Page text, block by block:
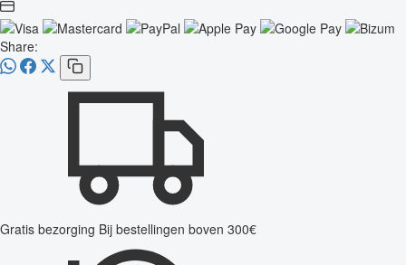
Share:
Gratis bezorging Bij bestellingen boven 300€